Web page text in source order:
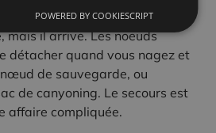
pas votre corde – cela
mais il arrive. Les noeuds
détacher quand vous nagez et
de sauvegarde, ou
de canyoning. Le secours est
affaire compliquée.
POWERED BY COOKIESCRIPT